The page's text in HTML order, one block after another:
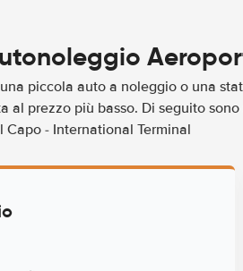
piccola auto a noleggio o una
al prezzo più basso. Di seguito
- International Terminal